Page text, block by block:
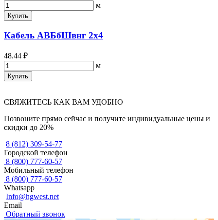
м
Купить
Кабель АВБбШвнг 2х4
48.44 ₽
м
Купить
СВЯЖИТЕСЬ КАК ВАМ УДОБНО
Позвоните прямо сейчас и получите индивидуальные цены и
скидки до 20%
8 (812) 309-54-77
Городской телефон
8 (800) 777-60-57
Мобильный телефон
8 (800) 777-60-57
Whatsapp
Info@hgwest.net
Email
Обратный звонок